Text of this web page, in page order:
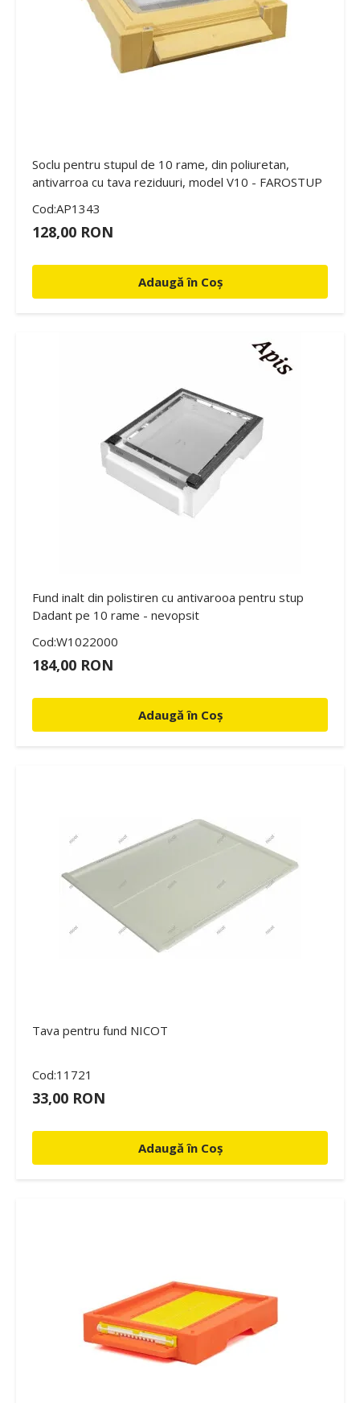
Soclu pentru stupul de 10 rame, din poliuretan,
antivarroa cu tava reziduuri, model V10 - FAROSTUP
Cod:AP1343
128,00 RON
Adaugă în Coș
Fund inalt din polistiren cu antivarooa pentru stup
Dadant pe 10 rame - nevopsit
Cod:W1022000
184,00 RON
Adaugă în Coș
Tava pentru fund NICOT
Cod:11721
33,00 RON
Adaugă în Coș